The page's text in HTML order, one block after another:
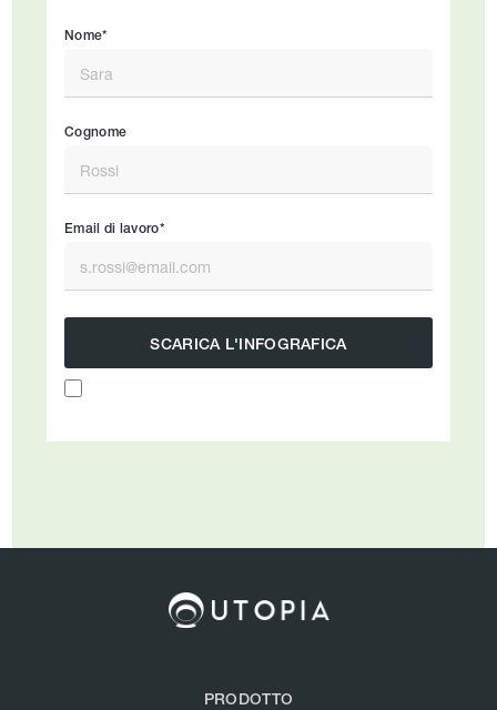
Nome*
Cognome
Email di lavoro*
PRODOTTO